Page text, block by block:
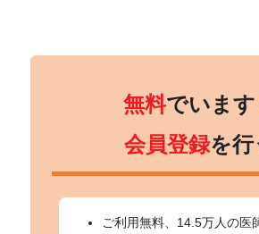
無料でいます
会員登録を行
ご利用無料、14.5万人の医